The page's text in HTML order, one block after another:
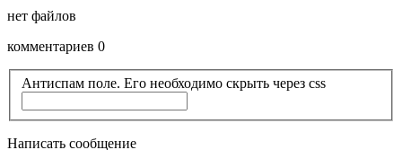
нет файлов
комментариев 0
Антиспам поле. Его необходимо скрыть через css
Написать сообщение